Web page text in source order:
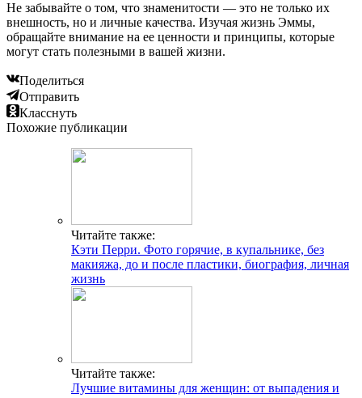
Не забывайте о том, что знаменитости — это не только их
внешность, но и личные качества. Изучая жизнь Эммы,
обращайте внимание на ее ценности и принципы, которые
могут стать полезными в вашей жизни.
Поделиться
Отправить
Класснуть
Похожие публикации
Читайте также:
Кэти Перри. Фото горячие, в купальнике, без
макияжа, до и после пластики, биография, личная
жизнь
Читайте также:
Лучшие витамины для женщин: от выпадения и